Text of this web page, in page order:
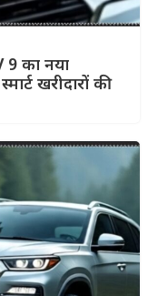
9 का नया
खरीदारों की